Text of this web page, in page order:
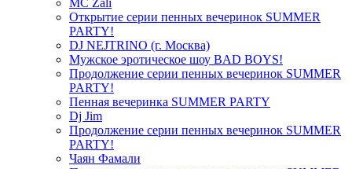
MC Zali
Открытие серии пенных вечеринок SUMMER
PARTY!
DJ NEJTRINO (г. Москва)
Мужское эротическое шоу BAD BOYS!
Продолжение серии пенных вечеринок SUMMER
PARTY!
Пенная вечеринка SUMMER PARTY
Dj Jim
Продолжение серии пенных вечеринок SUMMER
PARTY!
Чаян Фамали